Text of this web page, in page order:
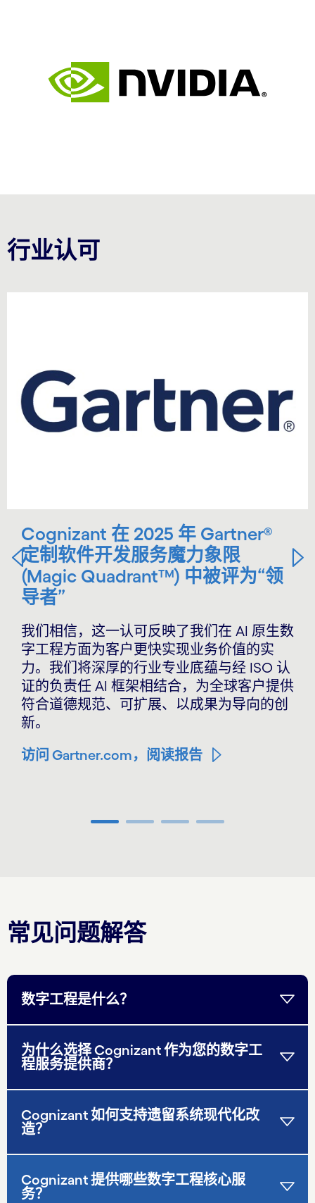
行业认可
Cognizant 在 2025 年 Gartner®
定制软件开发服务魔力象限
(Magic Quadrant™) 中被评为“领
导者”
我们相信，这一认可反映了我们在 AI 原生数
字工程方面为客户更快实现业务价值的实
力。我们将深厚的行业专业底蕴与经 ISO 认
证的负责任 AI 框架相结合，为全球客户提供
符合道德规范、可扩展、以成果为导向的创
新。
访问 Gartner.com，阅读报告
常见问题解答
数字工程是什么？
为什么选择 Cognizant 作为您的数字工
程服务提供商？
Cognizant 如何支持遗留系统现代化改
造？
Cognizant 提供哪些数字工程核心服
务？